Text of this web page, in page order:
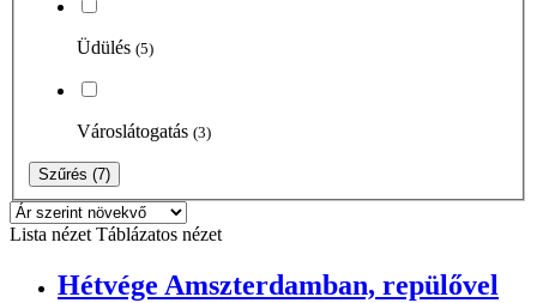
Üdülés (5)
Városlátogatás (3)
Szűrés (7)
Lista nézet Táblázatos nézet
Hétvége Amszterdamban, repülővel